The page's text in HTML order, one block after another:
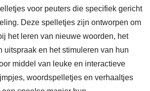
voor peuters die specifiek gericht
Deze spelletjes zijn ontworpen om
het leren van nieuwe woorden, het
uitspraak en het stimuleren van hun
middel van leuke en interactieve
woordspelletjes en verhaaltjes